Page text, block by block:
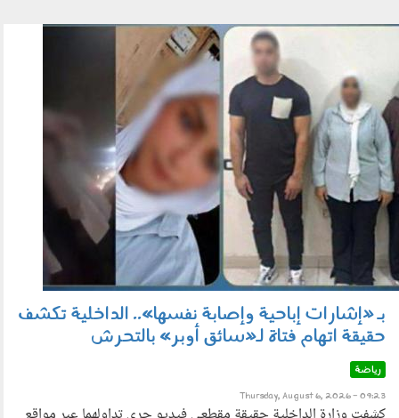
بـ «إشارات إباحية وإصابة نفسها».. الداخلية تكشف
حقيقة اتهام فتاة لـ«سائق أوبر» بالتحرش
رياضة
Thursday, August 6, 2026 - 09:23